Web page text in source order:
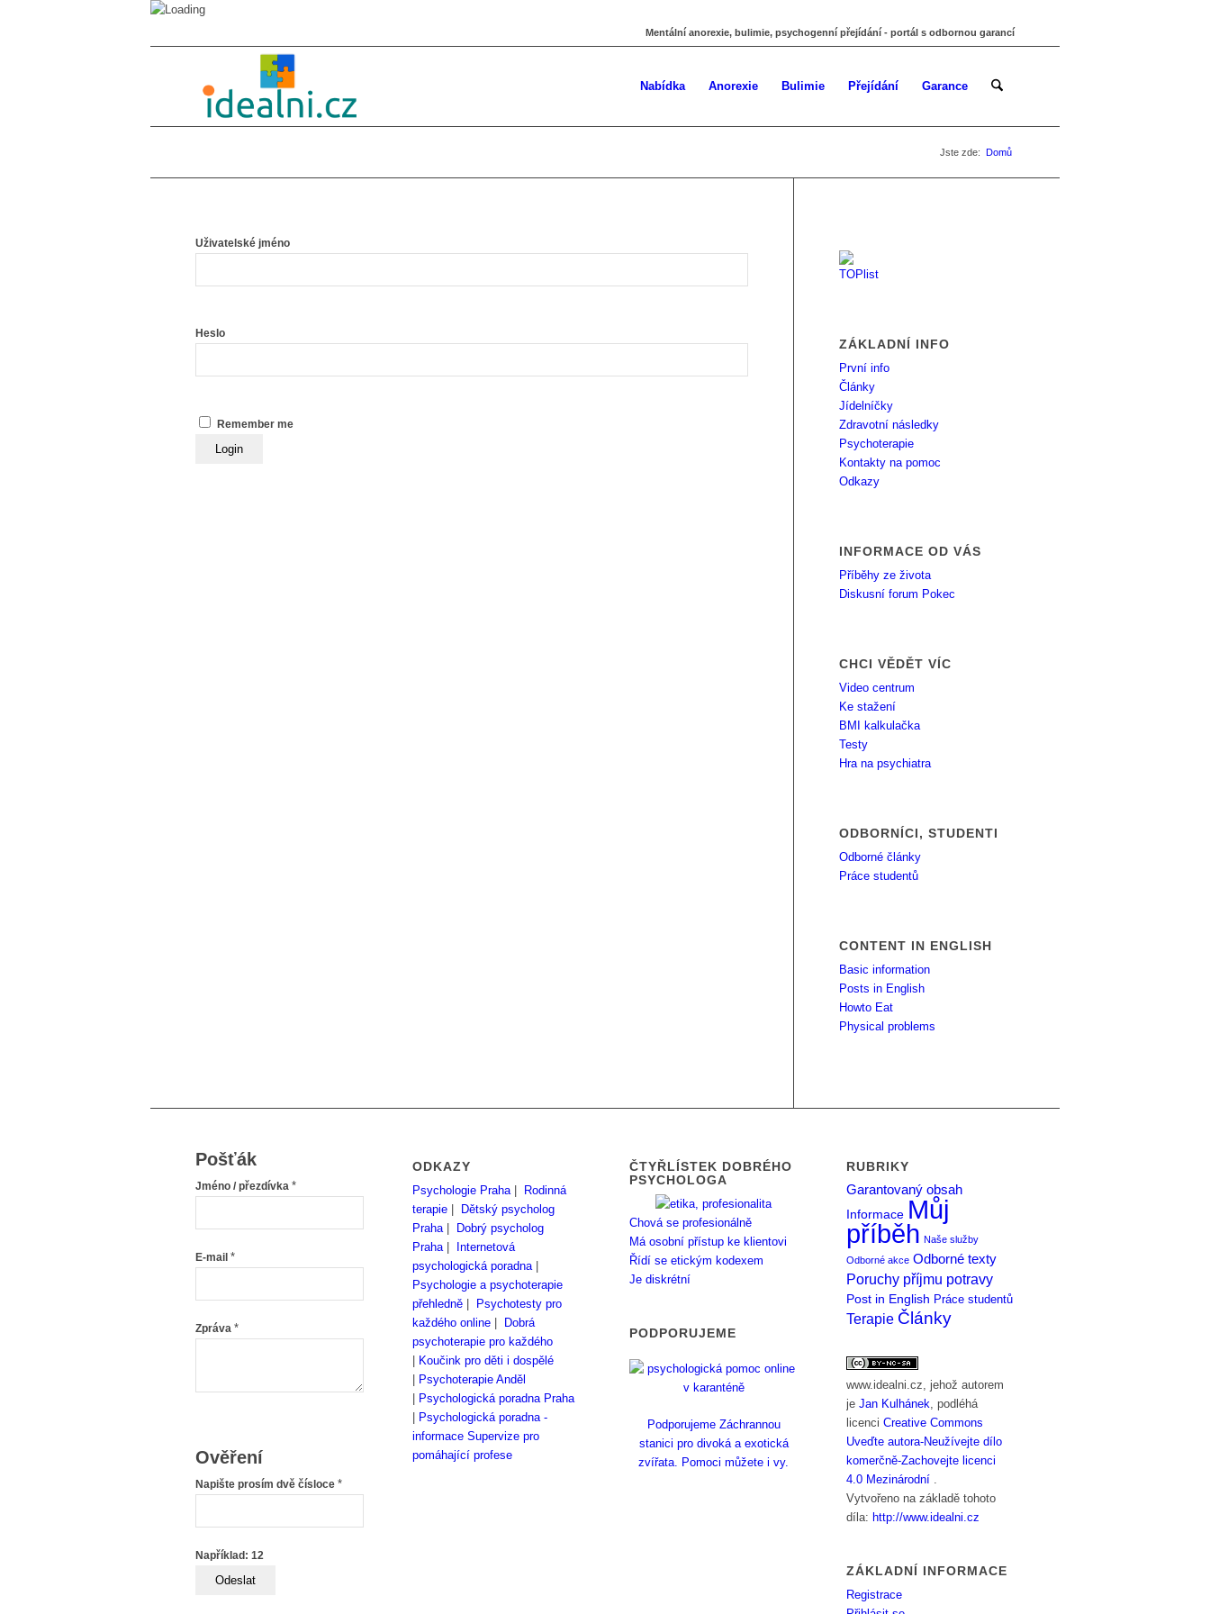
Mentální anorexie, bulimie, psychogenní přejídání - portál s odbornou garancí
Nabídka Anorexie Bulimie Přejídání Garance
Jste zde: Domů
Uživatelské jméno
Heslo
Remember me
ZÁKLADNÍ INFO
První info
Články
Jídelníčky
Zdravotní následky
Psychoterapie
Kontakty na pomoc
Odkazy
INFORMACE OD VÁS
Příběhy ze života
Diskusní forum Pokec
CHCI VĚDĚT VÍC
Video centrum
Ke stažení
BMI kalkulačka
Testy
Hra na psychiatra
ODBORNÍCI, STUDENTI
Odborné články
Práce studentů
CONTENT IN ENGLISH
Basic information
Posts in English
Howto Eat
Physical problems
Pošťák
Jméno / přezdívka *
E-mail *
Zpráva *
Ověření
Napište prosím dvě čísloce *
Například: 12
ODKAZY
Psychologie Praha|
Rodinná
terapie
Dětský psycholog
Praha|
Dobrý psycholog
Praha|
Internetová
psychologická poradna|
Psychologie a psychoterapie
přehledně
Psychotesty pro
každého online
Dobrá
psychoterapie pro každého
Koučink pro děti i dospělé
Psychoterapie Anděl
Psychologická poradna Praha
Psychologická poradna -
informace Supervize pro
pomáhající profese
ČTYŘLÍSTEK DOBRÉHO
PSYCHOLOGA
Chová se profesionálně
Má osobní přístup ke klientovi
Řídí se etickým kodexem
Je diskrétní
PODPORUJEME
Podporujeme Záchrannou
stanici pro divoká a exotická
zvířata. Pomoci můžete i vy.
RUBRIKY
Garantovaný obsah
Informace Můj
příběh Naše služby
Odborné akce Odborné texty
Poruchy příjmu potravy
Post in English Práce studentů
Terapie Články
www.idealni.cz, jehož autorem
jeJan Kulhánek, podléhá
licenciCreative Commons
Uveďte autora-Neužívejte dílo
komerčně-Zachovejte licenci
4.0 Mezinárodní .
Vytvořeno na základě tohoto
díla: http://www.idealni.cz
ZÁKLADNÍ INFORMACE
Registrace